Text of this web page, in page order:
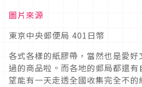
圖片來源
東京中央郵便局 401日幣
各式各樣的紙膠帶，當然也是愛
過的商品啦。而各地的郵局都還
望能有一天走透全國收集完全不